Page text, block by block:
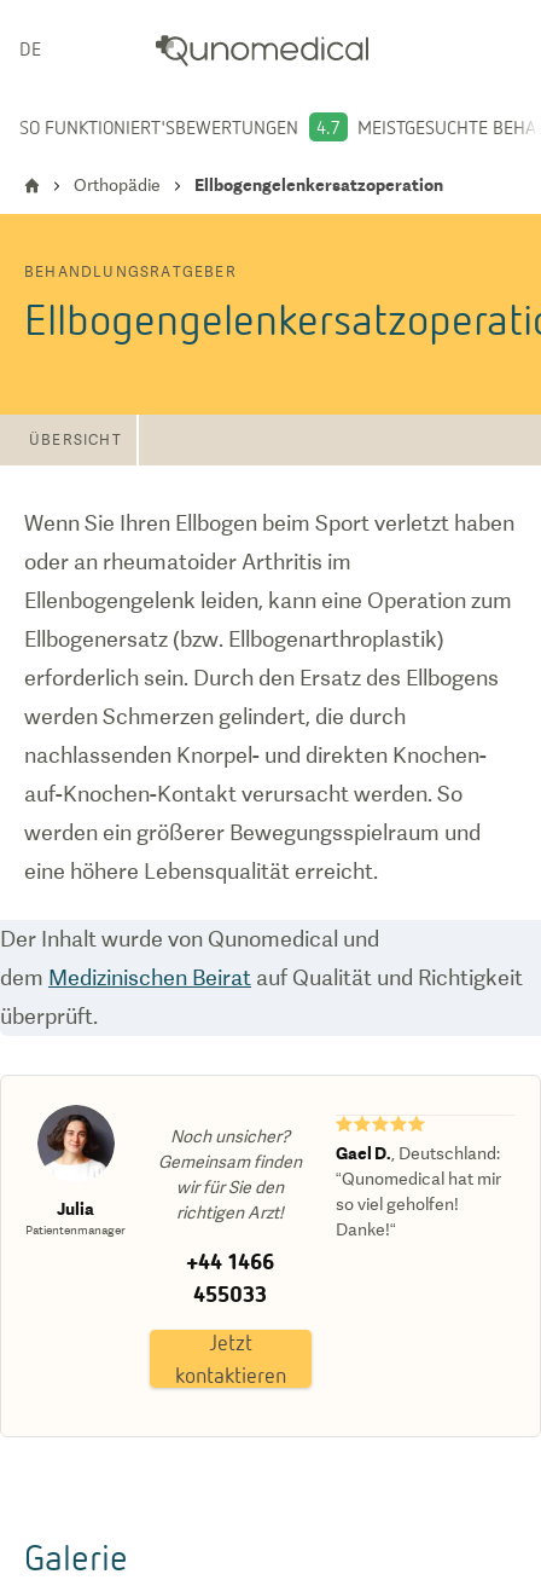
DEUTSCH
SO FUNKTIONIERT'SBEWERTUNGEN 4.7 MEISTGESUCHTE
Orthopädie Ellbogengelenkersatzoperation
BEHANDLUNGSRATGEBER
ÜBERSICHT
Wenn Sie Ihren Ellbogen beim Sport verletzt haben
oder an rheumatoider Arthritis im
Ellenbogengelenk leiden, kann eine Operation zum
Ellbogenersatz (bzw. Ellbogenarthroplastik)
erforderlich sein. Durch den Ersatz des Ellbogens
werden Schmerzen gelindert, die durch
nachlassenden Knorpel- und direkten Knochen-
auf-Knochen-Kontakt verursacht werden. So
werden ein größerer Bewegungsspielraum und
eine höhere Lebensqualität erreicht.
Der Inhalt wurde von Qunomedical und
dem Medizinischen Beirat auf Qualität und Richtigkeit
überprüft.
Julia
Patientenmanager
Noch unsicher?
Gemeinsam finden
wir für Sie den
richtigen Arzt!
+44 1466
455033
Jetzt
kontaktieren
★★★★★
Gael D. Deutschland:
“Qunomedical hat mir
so viel geholfen!
Danke!“
Galerie